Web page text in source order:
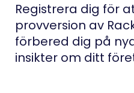
Registrera dig för
provversion av
förbered dig på
insikter om ditt